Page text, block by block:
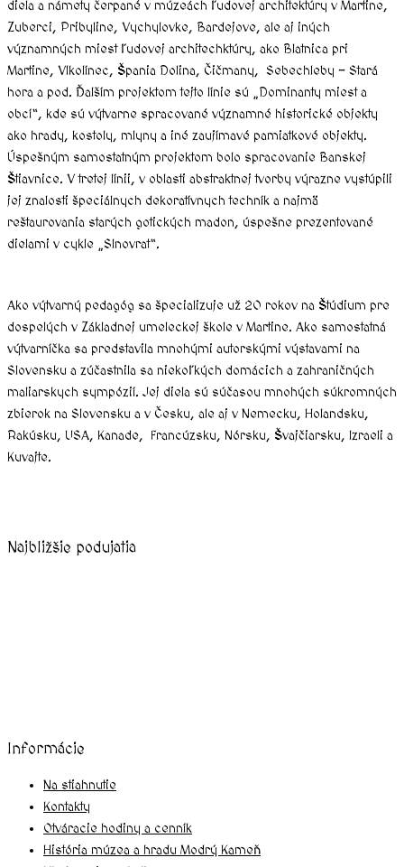
diela a námety čerpané v múzeách ľudovej architektúry v Martine,
Zuberci, Pribyline, Vychylovke, Bardejove, ale aj iných
významných miest ľudovej architechktúry, ako Blatnica pri
Martine, Vlkolínec, Špania Dolina, Čičmany, Sebechleby – Stará
hora a pod. Ďalším projektom tejto línie sú „Dominanty miest a
obcí“, kde sú výtvarne spracované významné historické objekty
ako hrady, kostoly, mlyny a iné zaujímavé pamiatkové objekty.
Úspešným samostatným projektom bolo spracovanie Banskej
Štiavnice. V tretej línii, v oblasti abstraktnej tvorby výrazne vystúpili
jej znalosti špeciálnych dekoratívnych techník a najmä
reštaurovania starých gotických madon, úspešne prezentované
dielami v cykle „Slnovrat“.
Ako výtvarný pedagóg sa špecializuje už 20 rokov na Štúdium pre
dospelých v Základnej umeleckej škole v Martine. Ako samostatná
výtvarníčka sa predstavila mnohými autorskými výstavami na
Slovensku a zúčastnila sa niekoľkých domácich a zahraničných
maliarskych sympózií. Jej diela sú súčasou mnohých súkromných
zbierok na Slovensku a v Česku, ale aj v Nemecku, Holandsku,
Rakúsku, USA, Kanade, Francúzsku, Nórsku, Švajčiarsku, Izraeli a
Kuvajte.
Najbližšie podujatia
Informácie
Na stiahnutie
Kontakty
Otváracie hodiny a cenník
História múzea a hradu Modrý Kameň